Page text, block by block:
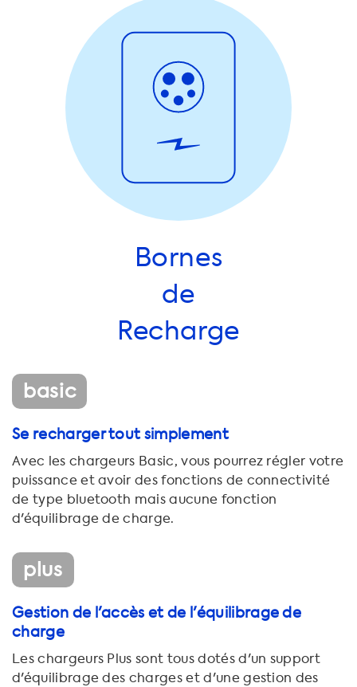
Bornes
de
Recharge
basic
Se recharger tout simplement
Avec les chargeurs Basic, vous pourrez régler votre
puissance et avoir des fonctions de connectivité
de type bluetooth mais aucune fonction
d'équilibrage de charge.
plus
Gestion de l'accès et de l'équilibrage de
charge
Les chargeurs Plus sont tous dotés d'un support
d'équilibrage des charges et d'une gestion des